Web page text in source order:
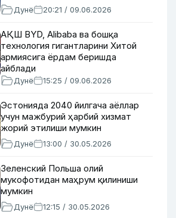
Дунё 20:21 / 09.06.2026
АҚШ BYD, Alibaba ва бошқа
технология гигантларини Хитой
армиясига ёрдам беришда
айблади
Дунё 15:25 / 09.06.2026
Эстонияда 2040 йилгача аёллар
учун мажбурий ҳарбий хизмат
жорий этилиши мумкин
Дунё 13:00 / 30.05.2026
Зеленский Польша олий
мукофотидан маҳрум қилиниши
мумкин
Дунё 12:15 / 30.05.2026